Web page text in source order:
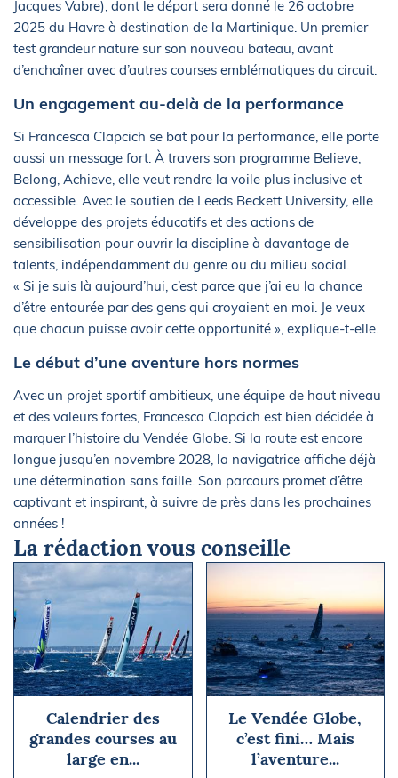
Jacques Vabre), dont le départ sera donné le 26 octobre
2025 du Havre à destination de la Martinique. Un premier
test grandeur nature sur son nouveau bateau, avant
d’enchaîner avec d’autres courses emblématiques du circuit.
Un engagement au-delà de la performance
Si Francesca Clapcich se bat pour la performance, elle porte
aussi un message fort. À travers son programme Believe,
Belong, Achieve, elle veut rendre la voile plus inclusive et
accessible. Avec le soutien de Leeds Beckett University, elle
développe des projets éducatifs et des actions de
sensibilisation pour ouvrir la discipline à davantage de
talents, indépendamment du genre ou du milieu social.
« Si je suis là aujourd’hui, c’est parce que j’ai eu la chance
d’être entourée par des gens qui croyaient en moi. Je veux
que chacun puisse avoir cette opportunité », explique-t-elle.
Le début d’une aventure hors normes
Avec un projet sportif ambitieux, une équipe de haut niveau
et des valeurs fortes, Francesca Clapcich est bien décidée à
marquer l’histoire du Vendée Globe. Si la route est encore
longue jusqu’en novembre 2028, la navigatrice affiche déjà
une détermination sans faille. Son parcours promet d’être
captivant et inspirant, à suivre de près dans les prochaines
années !
La rédaction vous conseille
Calendrier des
grandes courses au
large en...
Le Vendée Globe,
c’est fini… Mais
l’aventure...